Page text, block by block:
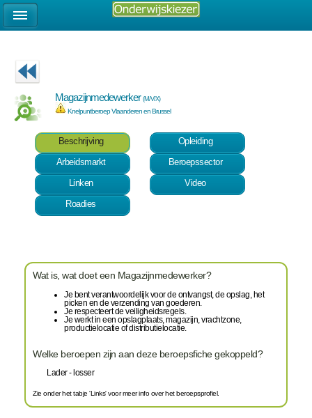
Magazijnmedewerker(M/V/X)
Knelpuntberoep Vlaanderen en Brussel
Beschrijving
Opleiding
Arbeidsmarkt
Beroepssector
Linken
Video
Roadies
Wat is, wat doet een Magazijnmedewerker?
Je bent verantwoordelijk voor de ontvangst, de opslag, het
picken en de verzending van goederen.
Je respecteert de veiligheidsregels.
Je werkt in een opslagplaats, magazijn, vrachtzone,
productielocatie of distributielocatie.
Welke beroepen zijn aan deze beroepsfiche gekoppeld?
Lader - losser
Zie onder het tabje 'Links' voor meer info over het beroepsprofiel.